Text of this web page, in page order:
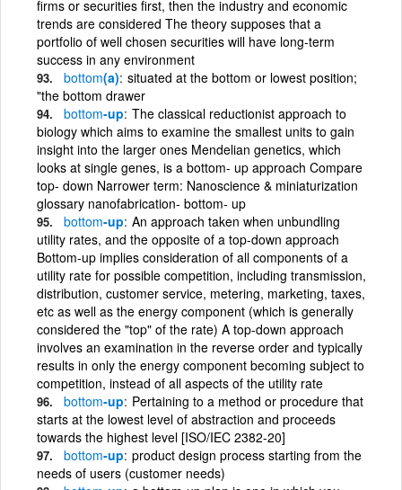
firms or securities first, then the industry and economic
trends are considered The theory supposes that a
portfolio of well chosen securities will have long-term
success in any environment
bottom(a) situated at the bottom or lowest position;
"the bottom drawer
bottom-up The classical reductionist approach to
biology which aims to examine the smallest units to gain
insight into the larger ones Mendelian genetics, which
looks at single genes, is a bottom- up approach Compare
top- down Narrower term: Nanoscience & miniaturization
glossary nanofabrication- bottom- up
bottom-up An approach taken when unbundling
utility rates, and the opposite of a top-down approach
Bottom-up implies consideration of all components of a
utility rate for possible competition, including transmission,
distribution, customer service, metering, marketing, taxes,
etc as well as the energy component (which is generally
considered the "top" of the rate) A top-down approach
involves an examination in the reverse order and typically
results in only the energy component becoming subject to
competition, instead of all aspects of the utility rate
bottom-up Pertaining to a method or procedure that
starts at the lowest level of abstraction and proceeds
towards the highest level [ISO/IEC 2382-20]
bottom-up product design process starting from the
needs of users (customer needs)